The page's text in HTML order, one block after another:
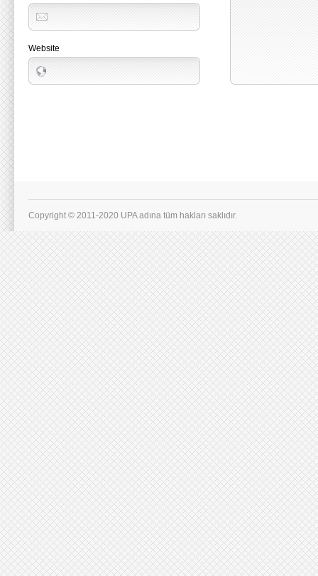
Website
Copyright © 2011-2020 UPA adına tüm hakları saklıdır.